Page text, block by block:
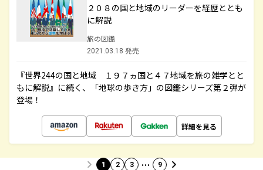
２０８の国と地域のリーダーを経歴ととも
に解説
旅の図鑑
2021.03.18 発売
『世界244の国と地域 １９７ヵ国と４７地域を旅の雑学とと
もに解説』に続く、「地球の歩き方」の図鑑シリーズ第２弾が
登場！
詳細を見る
1 2 3 … 9